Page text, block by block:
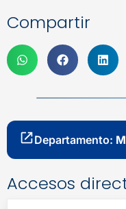
Compartir
Departamento:
Accesos